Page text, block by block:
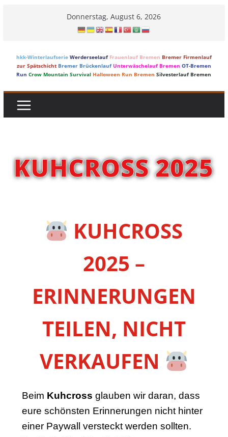
Donnerstag, August 6, 2026
hkk-Winterlaufserie Werderseelauf Frauenlauf Bremen Bremer Firmenlauf
zur Spätschicht Bremer Brückenlauf Unterwäschelauf Bremen OT-Bremen
Run Crow Mountain Survival Halloween Run Bremen Silvesterlauf Bremen
KUHCROSS
2025 –
ERINNERUNGEN
TEILEN, NICHT
VERKAUFEN
Beim Kuhcross glauben wir daran, dass
eure schönsten Erinnerungen nicht hinter
einer Paywall versteckt werden sollten.